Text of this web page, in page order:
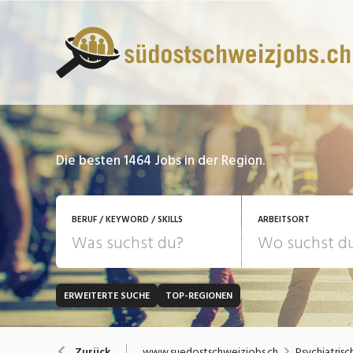
Die besten 1464 Jobs in der Region.
BERUF / KEYWORD / SKILLS ARBEITSORT
JOB-TYP
Festanstellung
Bank, Versicherung
ERWEITERTE SUCHE TOP-REGIONEN